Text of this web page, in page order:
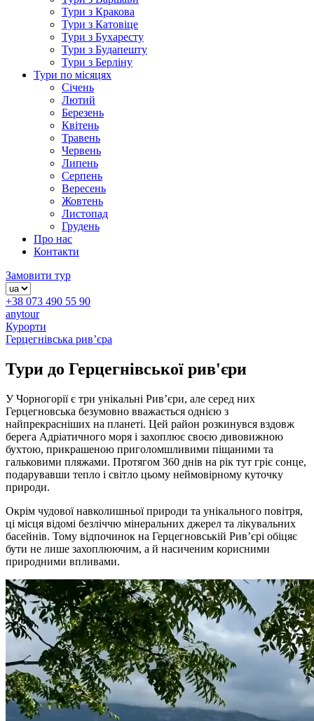
Тури з Кракова
Тури з Катовіце
Тури з Бухаресту
Тури з Будапешту
Тури з Берліну
Тури по місяцях
Січень
Лютий
Березень
Квітень
Травень
Червень
Липень
Серпень
Вересень
Жовтень
Листопад
Грудень
Про нас
Контакти
Замовити тур
+38 073 490 55 90
anytour
Курорти
Герцегнівська рив’єра
Тури до Герцегнівської рив'єри
У Чорногорії є три унікальні Рив’єри, але серед них
Герцегновська безумовно вважається однією з
найпрекрасніших на планеті. Цей район розкинувся вздовж
берега Адріатичного моря і захоплює своєю дивовижною
бухтою, прикрашеною приголомшливими піщаними та
гальковими пляжами. Протягом 360 днів на рік тут гріє сонце,
подарувавши тепло і світло цьому неймовірному куточку
природи.
Окрім чудової навколишньої природи та унікального повітря,
ці місця відомі безліччю мінеральних джерел та лікувальних
басейнів. Тому відпочинок на Герцегновській Рив’єрі обіцяє
бути не лише захоплюючим, а й насиченим корисними
природними впливами.